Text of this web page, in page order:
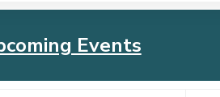
Events
Controls Golf Tournament